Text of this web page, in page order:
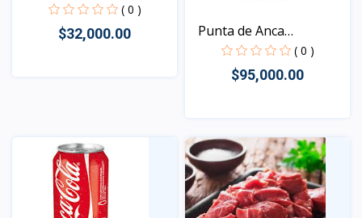
( 0 )
$32,000.00
Punta de Anca
Americana
( 0 )
$95,000.00
Vista